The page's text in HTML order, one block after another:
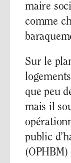
maire
comme
Sur le
que peu
mais il
public